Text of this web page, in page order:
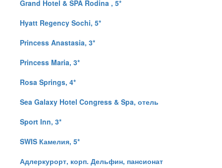
Grand Hotel & SPA Rodina , 5*
Hyatt Regency Sochi, 5*
Princess Anastasia, 3*
Princess Maria, 3*
Rosa Springs, 4*
Sea Galaxy Hotel Congress & Spa, отель
Sport Inn, 3*
SWIS Камелия, 5*
Адлеркурорт, корп. Дельфин, пансионат